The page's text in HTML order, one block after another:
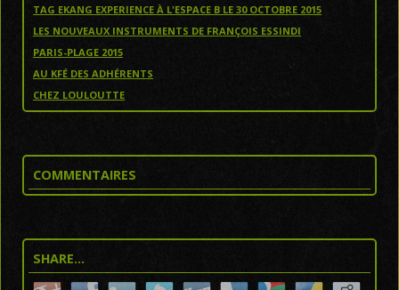
TAG EKANG EXPERIENCE À L'ESPACE B LE 30 OCTOBRE 2015
LES NOUVEAUX INSTRUMENTS DE FRANÇOIS ESSINDI
PARIS-PLAGE 2015
AU KFÉ DES ADHÉRENTS
CHEZ LOULOUTTE
COMMENTAIRES
SHARE…